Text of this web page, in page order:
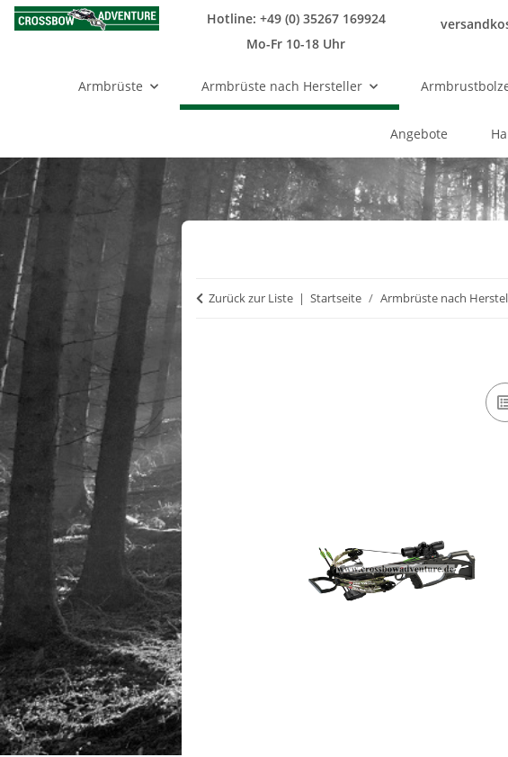
Hotline: +49 (0) 35267 169924
Mo-Fr 10-18 Uhr
Armbrüste Armbrüste nach Hersteller
Angebote
Zurück zur Liste Startseite Armbrüste nach